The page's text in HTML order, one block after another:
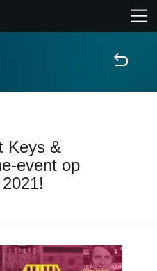
Keys &
event op